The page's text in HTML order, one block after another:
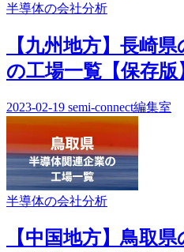
半導体の会社分析
【九州地方】長崎
の工場一覧【保存版
2023-02-19 semi-connect編集室
半導体の会社分析
【中国地方】鳥取